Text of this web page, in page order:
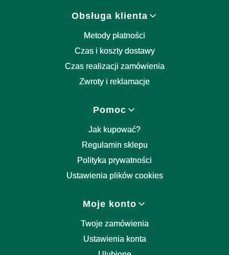
Obsługa klienta
Metody płatności
Czas i koszty dostawy
Czas realizacji zamówienia
Zwroty i reklamacje
Pomoc
Jak kupować?
Regulamin sklepu
Polityka prywatności
Ustawienia plików cookies
Moje konto
Twoje zamówienia
Ustawienia konta